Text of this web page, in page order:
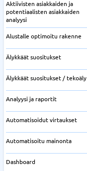
Aktiivisten asiakkaiden ja
potentiaalisten asiakkaiden
analyysi
Alustalle optimoitu rakenne
Älykkäät suositukset
Älykkäät suositukset / tekoäly
Analyysi ja raportit
Automatisoidut virtaukset
Automatisoitu mainonta
Dashboard